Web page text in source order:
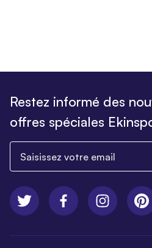
Restez informé des
offres spéciales